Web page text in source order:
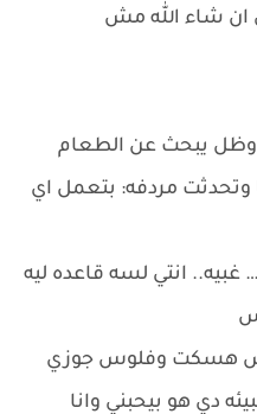
ان شاء الله مش
وظل يبحث عن الطعام
مردفه: بتعمل اي
انتي لسه قاعده ليه
هسكت وفلوس جوزي
دي هو بيحبني وانا